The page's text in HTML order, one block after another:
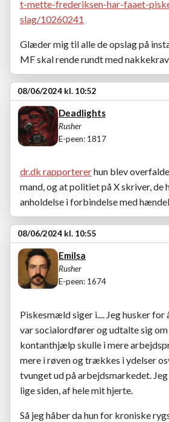
t-mette-frederiksen-har-faaet-
slag/10260241
Glæder mig til alle de opslag på
MF skal rende rundt med
08/06/2024 kl. 10:52
Deadlights
Rusher
E-peen: 1817
dr.dk rapportererhun blev
mand, og at politiet på X skriver, de
anholdelse i forbindelse med
08/06/2024 kl. 10:55
Emilsa
Rusher
E-peen: 1674
Piskesmæld siger i.... Jeg husker for
var socialordfører og udtalte sig
kontanthjælp skulle i mere
mere i røven og trækkes i ydelser
tvunget ud på arbejdsmarkedet.
lige siden, af hele mit hjerte.
Så jeg håber da hun for kroniske